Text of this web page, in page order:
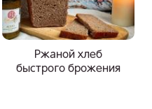
Ржаной хлеб
быстрого брожения